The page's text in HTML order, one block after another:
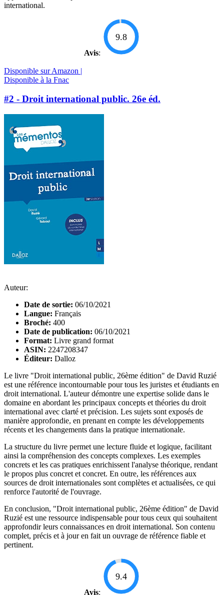
international.
Avis:
9.8
Disponible sur Amazon |
Disponible à la Fnac
#2 - Droit international public. 26e éd.
Auteur:
Date de sortie: 06/10/2021
Langue: Français
Broché: 400
Date de publication: 06/10/2021
Format: Livre grand format
ASIN: 2247208347
Éditeur: Dalloz
Le livre "Droit international public, 26ème édition" de David Ruzié
est une référence incontournable pour tous les juristes et étudiants en
droit international. L'auteur démontre une expertise solide dans le
domaine en abordant les principaux concepts et théories du droit
international avec clarté et précision. Les sujets sont exposés de
manière approfondie, en prenant en compte les développements
récents et les changements dans la pratique internationale.
La structure du livre permet une lecture fluide et logique, facilitant
ainsi la compréhension des concepts complexes. Les exemples
concrets et les cas pratiques enrichissent l'analyse théorique, rendant
le propos plus concret et concret. En outre, les références aux
sources de droit internationales sont complètes et actualisées, ce qui
renforce l'autorité de l'ouvrage.
En conclusion, "Droit international public, 26ème édition" de David
Ruzié est une ressource indispensable pour tous ceux qui souhaitent
approfondir leurs connaissances en droit international. Son contenu
complet, précis et à jour en fait un ouvrage de référence fiable et
pertinent.
Avis:
9.4